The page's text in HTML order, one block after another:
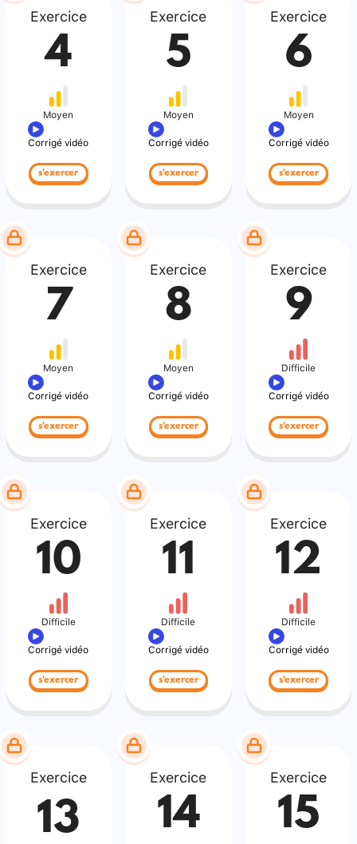
Exercice
4
Moyen
Corrigé vidéo
s'exercer
Exercice
5
Moyen
Corrigé vidéo
s'exercer
Exercice
6
Moyen
Corrigé vidéo
s'exercer
Exercice
7
Moyen
Corrigé vidéo
s'exercer
Exercice
8
Moyen
Corrigé vidéo
s'exercer
Exercice
9
Difficile
Corrigé vidéo
s'exercer
Exercice
10
Difficile
Corrigé vidéo
s'exercer
Exercice
11
Difficile
Corrigé vidéo
s'exercer
Exercice
12
Difficile
Corrigé vidéo
s'exercer
Exercice
13
Exercice
14
Exercice
15